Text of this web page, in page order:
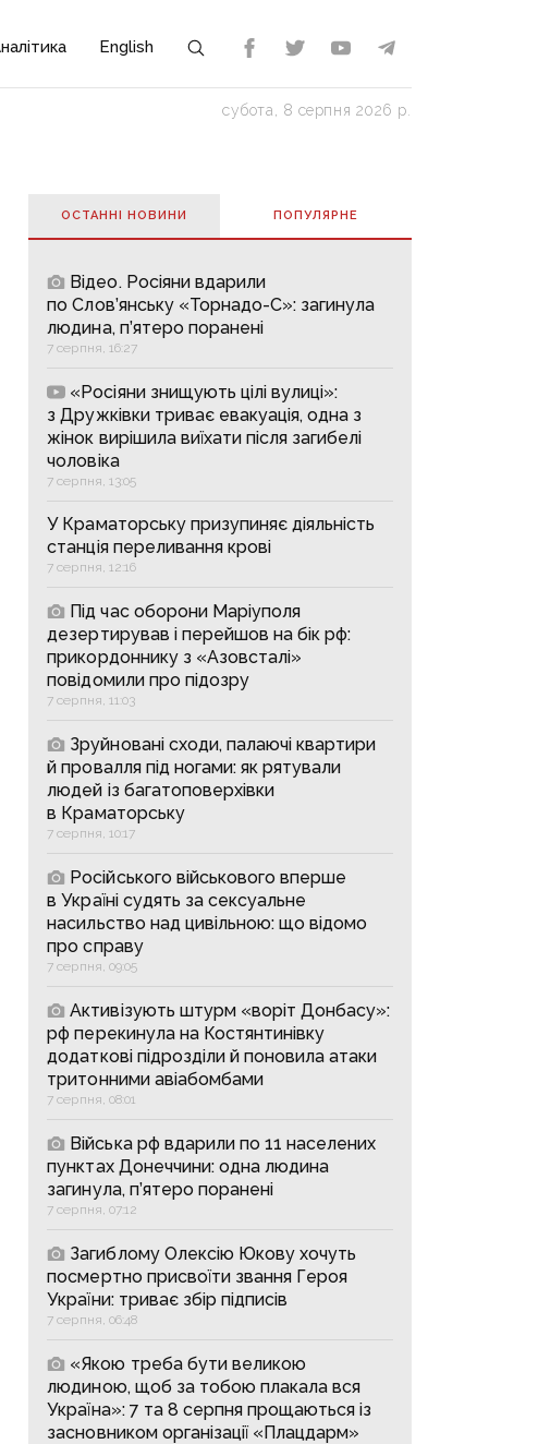
English
субота, 8 серпня 2026 р.
ОСТАННІ НОВИНИ ПОПУЛЯРНE
Відео. Росіяни вдарили
по Слов’янську «Торнадо-С»: загинула
людина, п’ятеро поранені
7 серпня, 16:27
«Росіяни знищують цілі вулиці»:
з Дружківки триває евакуація, одна з
жінок вирішила виїхати після загибелі
чоловіка
7 серпня, 13:05
У Краматорську призупиняє діяльність
станція переливання крові
7 серпня, 12:16
Під час оборони Маріуполя
дезертирував і перейшов на бік рф:
прикордоннику з «Азовсталі»
повідомили про підозру
7 серпня, 11:03
Зруйновані сходи, палаючі квартири
й провалля під ногами: як рятували
людей із багатоповерхівки
в Краматорську
7 серпня, 10:17
Російського військового вперше
в Україні судять за сексуальне
насильство над цивільною: що відомо
про справу
7 серпня, 09:05
Активізують штурм «воріт Донбасу»:
рф перекинула на Костянтинівку
додаткові підрозділи й поновила атаки
тритонними авіабомбами
7 серпня, 08:01
Війська рф вдарили по 11 населених
пунктах Донеччини: одна людина
загинула, п’ятеро поранені
7 серпня, 07:12
Загиблому Олексію Юкову хочуть
посмертно присвоїти звання Героя
України: триває збір підписів
7 серпня, 06:48
«Якою треба бути великою
людиною, щоб за тобою плакала вся
Україна»: 7 та 8 серпня прощаються із
засновником організації «Плацдарм»